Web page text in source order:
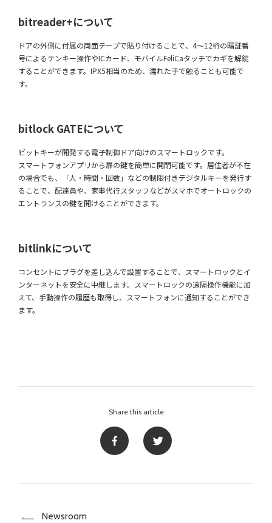
bitreader+について
ドアの外側に付属の両面テープで貼り付けることで、4〜12桁の暗証番
号によるテンキー操作やICカード、モバイルFeliCaタッチでカギを解錠
することができます。IPX5相当のため、濡れた手で触ることも可能で
す。
bitlock GATEについて
ビットキーが開発する電子制御ドア向けのスマートロックです。
スマートフォンアプリから扉の鍵を簡単に開閉可能です。居住者が不在
の場合でも、「人・時間・回数」などの制限付きデジタルキーを発行す
ることで、配達員や、家事代行スタッフなどがスマホでオートロックの
エントランスの鍵を開けることができます。
bitlinkについて
コンセントにプラグを差し込んで設置することで、スマートロックとイ
ンターネットを安全に中継します。スマートロックの遠隔操作機能に加
えて、手動操作の履歴も取得し、スマートフォンに通知することができ
ます。
Share this article
Newsroom